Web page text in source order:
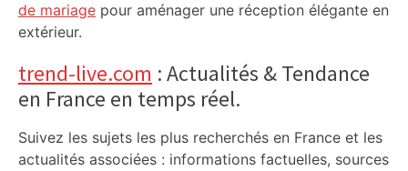
de mariage pour aménager une réception élégante en
extérieur.
trend-live.com : Actualités & Tendance
en France en temps réel.
Suivez les sujets les plus recherchés en France et les
actualités associées : informations factuelles, sources